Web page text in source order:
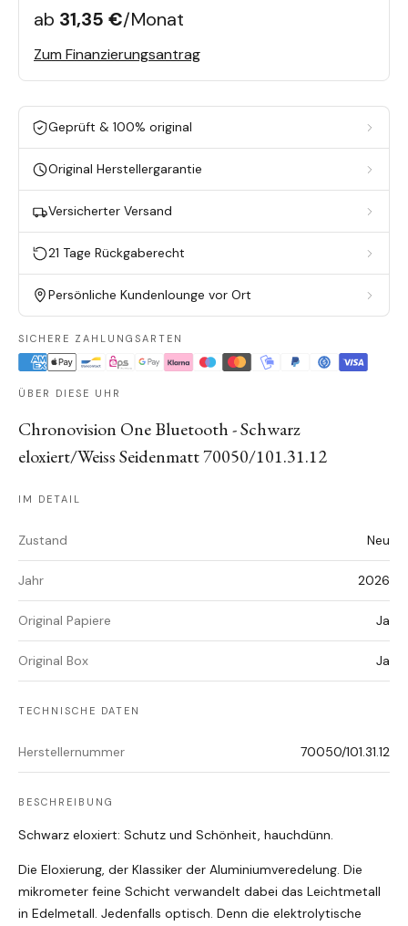
ab 31,35 €/Monat
Zum Finanzierungsantrag
Geprüft & 100% original
Original Herstellergarantie
Versicherter Versand
21 Tage Rückgaberecht
Persönliche Kundenlounge vor Ort
SICHERE ZAHLUNGSARTEN
ÜBER DIESE UHR
Chronovision One Bluetooth - Schwarz
eloxiert/Weiss Seidenmatt 70050/101.31.12
IM DETAIL
Zustand Neu
Jahr 2026
Original Papiere Ja
Original Box Ja
TECHNISCHE DATEN
Herstellernummer 70050/101.31.12
BESCHREIBUNG
Schwarz eloxiert: Schutz und Schönheit, hauchdünn.
Die Eloxierung, der Klassiker der Aluminiumveredelung. Die
mikrometer feine Schicht verwandelt dabei das Leichtmetall
in Edelmetall. Jedenfalls optisch. Denn die elektrolytische